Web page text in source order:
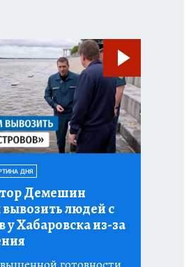
ДНЯ
Демешин
людей с
у Хабаровска из-за